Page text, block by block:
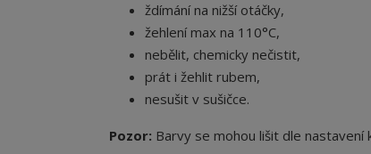
ždímání na nižší otáčky,
žehlení max na 110°C,
nebělit, chemicky nečistit,
prát i žehlit rubem,
nesušit v sušičce.
Pozor: Barvy se mohou lišit dle nastavení